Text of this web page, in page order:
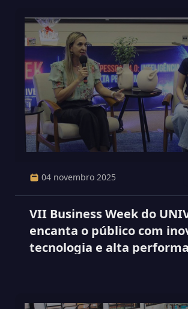
04 novembro 2025
VII Business Week do
encanta o público com
tecnologia e alta